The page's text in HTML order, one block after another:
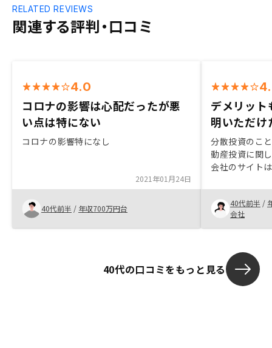
関連する評判・口コミ
RELATED REVIEWS
4.0
コロナの影響は心配だったが悪
い点は特にない
コロナの影響特になし
2021年01月24日
40代前半 / 年収700万円台
デメリット
明いただけ
分散投資のこ
動産投資に関
会社のサイト
合わせをしてみました
て、面談を行
間自分でも疑
のでよかったと思い
疑問点に関し
回答いただけ
ました。最終
40代前半 /
会社
40代の口コミをもっと見る